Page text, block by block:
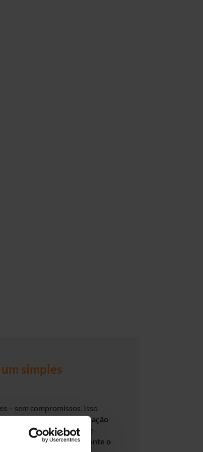
simples
– sem compromissos. Isso
significativa em comparação
disponibilizar hardware Re-
que supera amplamente o